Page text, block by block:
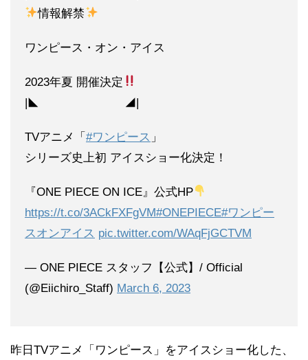
情報解禁
ワンピース・オン・アイス
2023年夏 開催決定
|◣ ◢|
TVアニメ「 #ワンピース 」
シリーズ史上初 アイスショー化決定！
『ONE PIECE ON ICE』公式HP
https://t.co/3ACkFXFgVM#ONEPIECE#ワンピー
スオンアイス pic.twitter.com/WAqFjGCTVM
— ONE PIECE スタッフ【公式】/ Official
(@Eiichiro_Staff) March 6, 2023
昨日TVアニメ「ワンピース」をアイスショー化した、